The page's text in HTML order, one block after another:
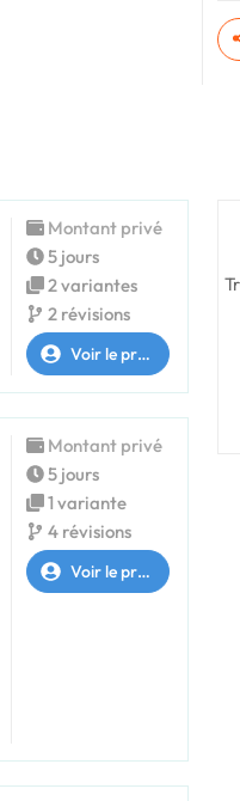
Montant privé
5 jours
2 variantes
2 révisions
Voir le profil
Montant privé
5 jours
1 variante
4 révisions
Voir le profil